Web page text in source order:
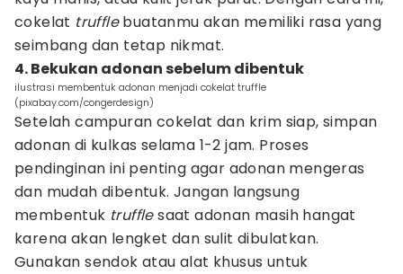
cokelat trufflebuatanmu akan memiliki rasa yang
seimbang dan tetap nikmat.
4. Bekukan adonan sebelum dibentuk
ilustrasi membentuk adonan menjadi cokelat truffle
(pixabay.com/congerdesign)
Setelah campuran cokelat dan krim siap, simpan
adonan di kulkas selama 1-2 jam. Proses
pendinginan ini penting agar adonan mengeras
dan mudah dibentuk. Jangan langsung
membentuk trufflesaat adonan masih hangat
karena akan lengket dan sulit dibulatkan.
Gunakan sendok atau alat khusus untuk